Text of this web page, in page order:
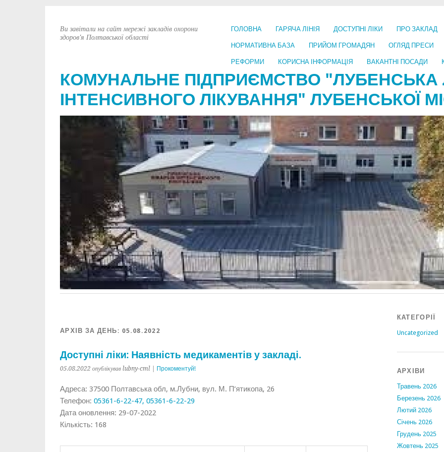
ГОЛОВНА ГАРЯЧА ЛІНІЯ ДОСТУПНІ ЛІКИ ПРО ЗАКЛАД
НОРМАТИВНА БАЗА ПРИЙОМ ГРОМАДЯН ОГЛЯД ПРЕСИ
РЕФОРМИ КОРИСНА ІНФОРМАЦІЯ ВАКАНТНІ ПОСАДИ
КОМУНАЛЬНЕ ПІДПРИЄМСТВО "ЛУБЕНСЬКА
ІНТЕНСИВНОГО ЛІКУВАННЯ" ЛУБЕНСЬКОЇ
Ви завітали на сайт мережі закладів охорони
здоров'я Полтавської області
АРХІВ ЗА ДЕНЬ: 05.08.2022
Доступні ліки: Наявність медикаментів у закладі.
05.08.2022 опублікував lubny-cml | Прокоментуй!
Адреса: 37500 Полтавська обл, м.Лубни, вул. М. П’ятикопа, 26
Телефон: 05361-6-22-47, 05361-6-22-29
Дата оновлення: 29-07-2022
Кількість: 168
КАТЕГОРІЇ
Uncategorized
АРХІВИ
Травень 2026
Березень 2026
Лютий 2026
Січень 2026
Грудень 2025
Жовтень 2025